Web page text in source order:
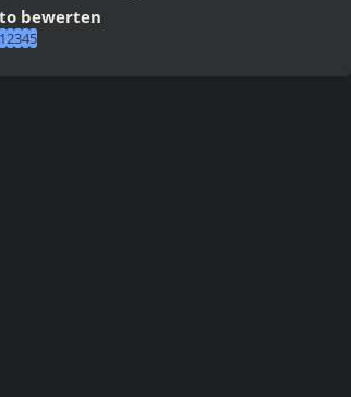
bewerten